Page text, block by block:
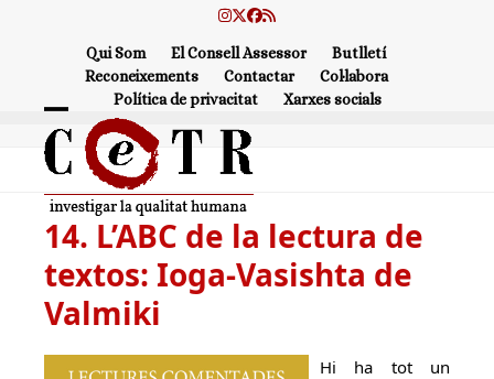
Instagram
Twitter
Facebook
RSS
Qui Som El Consell Assessor
Butlletí
Reconeixements
Contactar
Col·labora
Política de privacitat
Xarxes socials
Open
mobile
menu
Close
mobile
menu
14. L’ABC de la lectura de
textos: Ioga-Vasishta de
Valmiki
Hi ha tot un